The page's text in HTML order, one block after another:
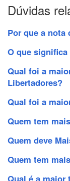
Dúvidas
Por que a nota
O que
Qual foi a
Libertadores?
Qual foi a
Quem tem
Quem deve
Quem tem
Qual é a maior